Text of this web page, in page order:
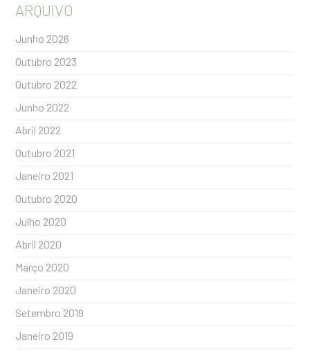
ARQUIVO
Junho 2026
Outubro 2023
Outubro 2022
Junho 2022
Abril 2022
Outubro 2021
Janeiro 2021
Outubro 2020
Julho 2020
Abril 2020
Março 2020
Janeiro 2020
Setembro 2019
Janeiro 2019